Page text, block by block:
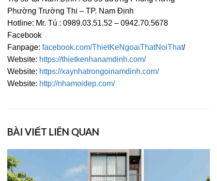
Phường Trường Thi – TP. Nam Định
Hotline: Mr. Tú : 0989.03.51.52 – 0942.70.5678
Facebook
Fanpage: facebook.com/ThietKeNgoaiThatNoiThat/
Website: https://thietkenhanamdinh.com/
Website: https://xaynhatrongoinamdinh.com/
Website: http://nhamoidep.com/
BÀI VIẾT LIÊN QUAN